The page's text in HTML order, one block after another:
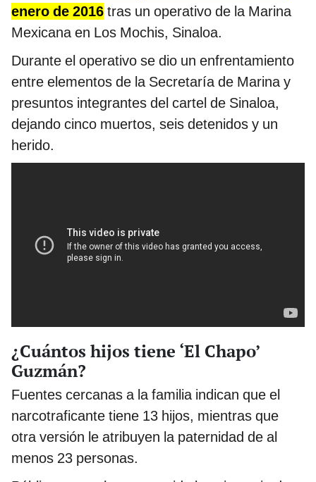
enero de 2016 tras un operativo de la Marina
Mexicana en Los Mochis, Sinaloa.
Durante el operativo se dio un enfrentamiento
entre elementos de la Secretaría de Marina y
presuntos integrantes del cartel de Sinaloa,
dejando cinco muertos, seis detenidos y un
herido.
¿Cuántos hijos tiene ‘El Chapo’
Guzmán?
Fuentes cercanas a la familia indican que el
narcotraficante tiene 13 hijos, mientras que
otra versión le atribuyen la paternidad de al
menos 23 personas.